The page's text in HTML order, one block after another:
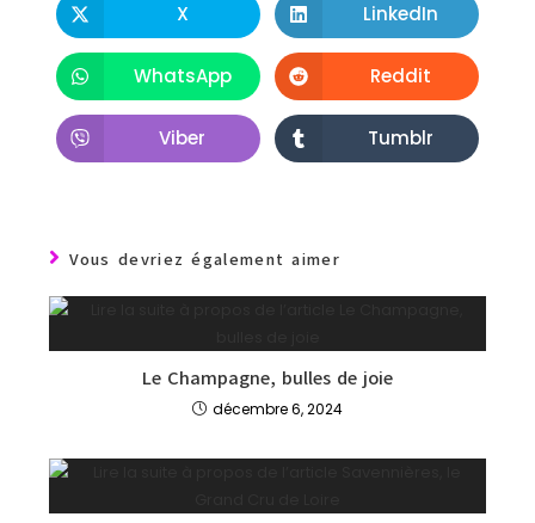
X LinkedIn
WhatsApp Reddit
Viber Tumblr
Vous devriez également aimer
Le Champagne, bulles de joie
décembre 6, 2024